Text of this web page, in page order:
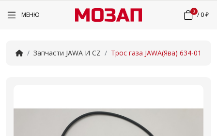
МЕНЮ 0 /0 ₽
Запчасти JAWA И CZ Трос газа JAWA(Ява) 634-01